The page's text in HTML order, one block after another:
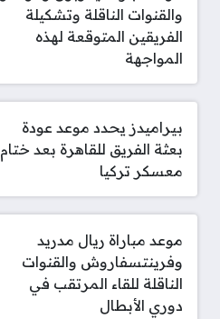
والقنوات الناقلة وتشكيلة
الفريقين المتوقعة لهذه
المواجهة
بيراميدز يحدد موعد عودة
بعثة الفريق للقاهرة بعد ختام
معسكر تركيا
موعد مباراة ريال مدريد
وفرينتسفاروش والقنوات
الناقلة للقاء المرتقب في
دوري الأبطال